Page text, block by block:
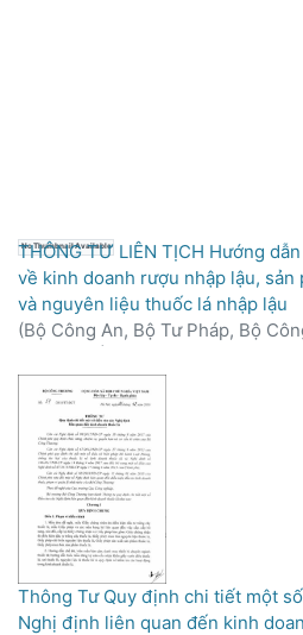
No Thumbnail Available
THÔNG TƯ LIÊN TỊCH Hướng
về kinh doanh rượu nhập lậu, sản
và nguyên liệu thuốc lá nhập lậu
(Bộ Công An, Bộ Tư Pháp, Bộ
Nhân Dân Tối Cao,
Thông Tư Quy định chi tiết một
Nghị định liên quan đến kinh